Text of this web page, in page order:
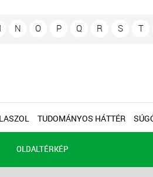
N O P Q R S T
TUDOMÁNYOS HÁTTÉR
OLDALTÉRKÉP